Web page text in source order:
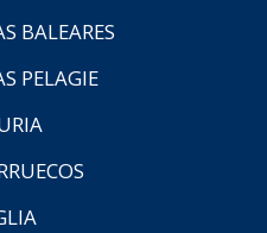
BALEARES
PELAGIE